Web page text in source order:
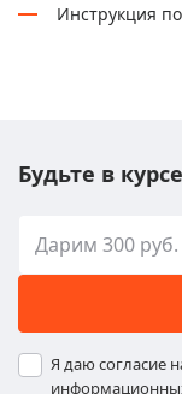
Инструкция
Будьте в
Я даю согласие